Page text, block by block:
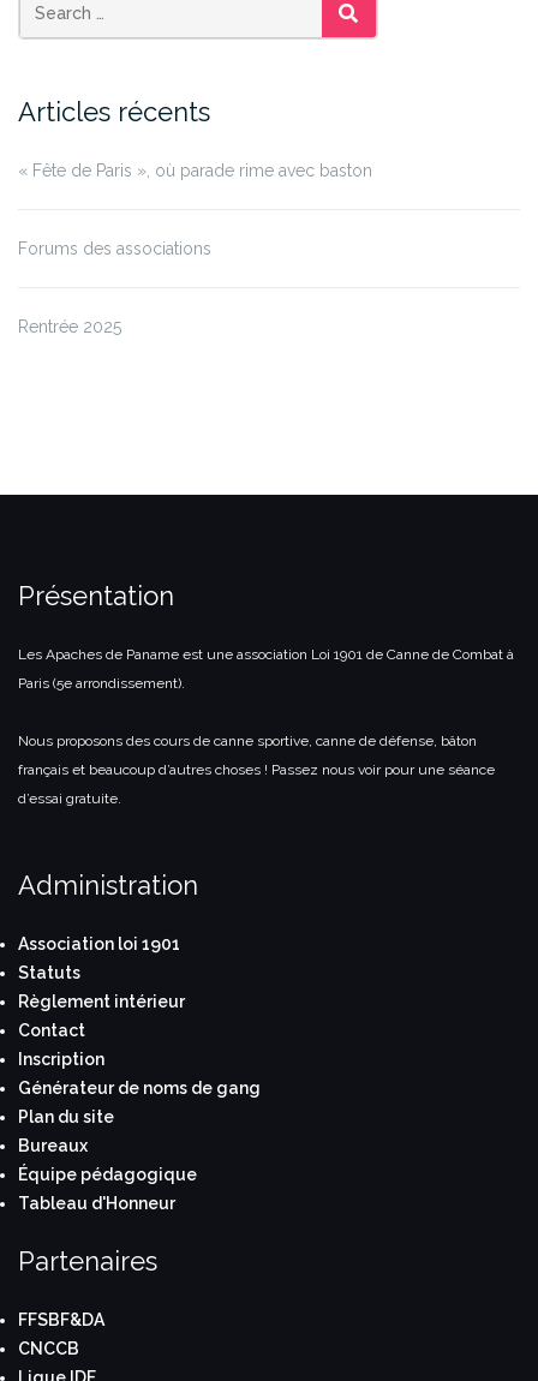
SEARCH
Articles récents
« Fête de Paris », où parade rime avec baston
Forums des associations
Rentrée 2025
Présentation
Les Apaches de Paname est une association Loi 1901 de Canne de Combat à
Paris (5e arrondissement).
Nous proposons des cours de canne sportive, canne de défense, bâton
français et beaucoup d’autres choses ! Passez nous voir pour une séance
d’essai gratuite.
Administration
Association loi 1901
Statuts
Règlement intérieur
Contact
Inscription
Générateur de noms de gang
Plan du site
Bureaux
Équipe pédagogique
Tableau d'Honneur
Partenaires
FFSBF&DA
CNCCB